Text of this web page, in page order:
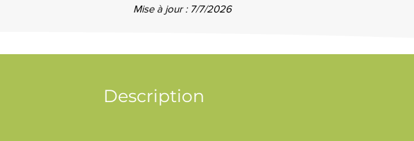
Mise à jour : 7/7/2026
Description